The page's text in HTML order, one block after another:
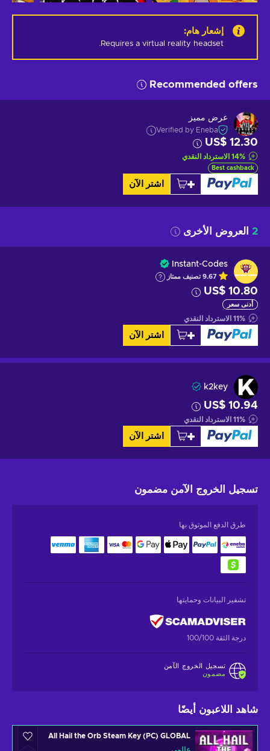
إشعار هام:
Requires a virtual reality headset.
Recommended offers
عرض مميز
Verified by Eneba
US$ 12.30
14% الاسترداد النقدي
Best cashback
اشتر الآن
2 العروض الأخرى
Instant-Codes
9.67 تصنيف ممتاز
US$ 10.80
أدنى سعر
11% الاسترداد النقدي
اشتر الآن
k2key
US$ 10.94
11% الاسترداد النقدي
اشتر الآن
تسجيل الخروج الآمن مضمون
طرق الدفع الموثوق بها
تشفير البيانات وحمايتها
درجة الثقة 100/100
تسجيل الخروج الآمن
مضمون
شاهد اللاعبون أيضًا
All Hail the Orb Steam Key (PC) GLOBAL